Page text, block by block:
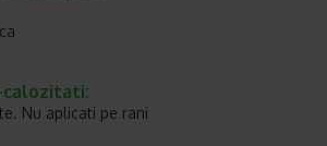
calozitati:
Nu aplicati pe rani